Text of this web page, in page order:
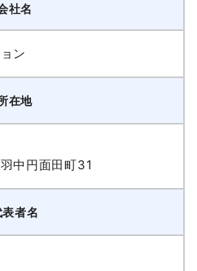
社名
ン
在地
中円面田町31
表者名